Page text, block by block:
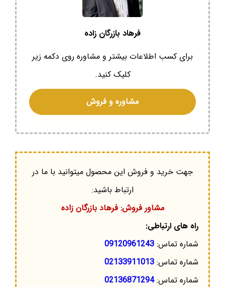
فرهاد بازرگان زاده
برای کسب اطلاعات بیشتر و مشاوره روی دکمه زیر
کلیک کنید.
مشاوره و فروش
جهت خرید و فروش این محصول میتوانید با ما در
ارتباط باشید:
مشاور فروش: فرهاد بازرگان زاده
راه های ارتباطی:
شماره تماس: 09120961243
شماره تماس: 02133911013
شماره تماس:02136871294